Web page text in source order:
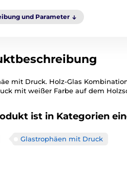
und Parameter
mit Druck. Holz-Glas
mit weißer Farbe auf dem
ist in Kategorien
Glastrophäen mit Druck